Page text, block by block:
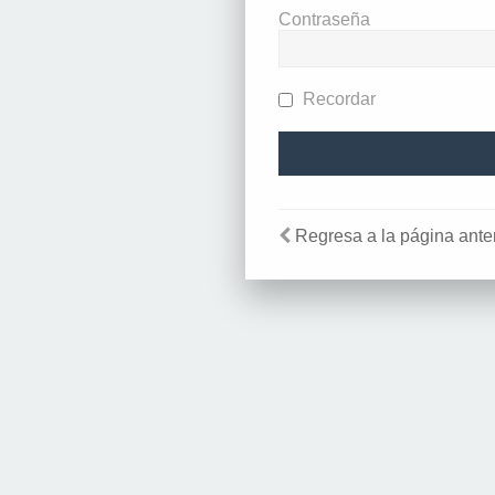
Contraseña
Recordar
Regresa a la página